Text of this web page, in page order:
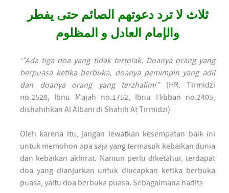
ثلاث لا ترد دعوتهم الصائم حتى يفطر
والإمام العادل و المظلوم
‘”Ada tiga doa yang tidak tertolak. Doanya orang yang
berpuasa ketika berbuka, doanya pemimpin yang adil
dan doanya orang yang terzhalimi”(HR. Tirmidzi
no.2528, Ibnu Majah no.1752, Ibnu Hibban no.2405,
dishahihkan Al Albani di Shahih At Tirmidzi)
Oleh karena itu, jangan lewatkan kesempatan baik ini
untuk memohon apa saja yang termasuk kebaikan dunia
dan kebaikan akhirat. Namun perlu diketahui, terdapat
doa yang dianjurkan untuk diucapkan ketika berbuka
puasa, yaitu doa berbuka puasa. Sebagaimana hadits